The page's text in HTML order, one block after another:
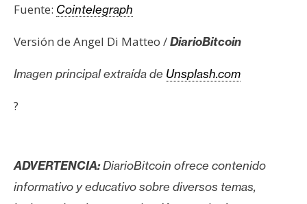
Fuente: Cointelegraph
Versión de Angel Di Matteo /DiarioBitcoin
Imagen principal extraída de Unsplash.com
?
ADVERTENCIA:DiarioBitcoin ofrece contenido
informativo y educativo sobre diversos temas,